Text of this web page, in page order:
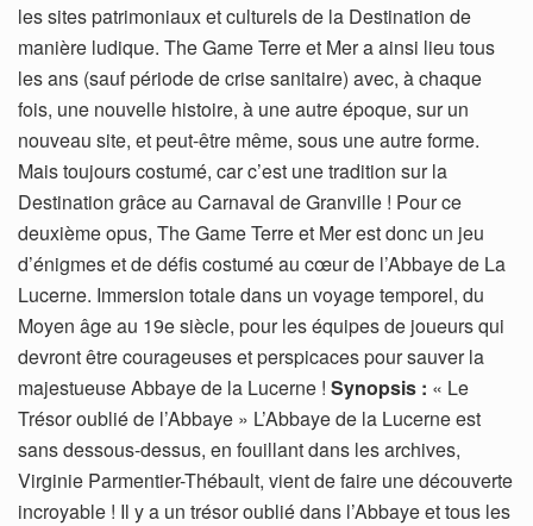
les sites patrimoniaux et culturels de la Destination de
manière ludique. The Game Terre et Mer a ainsi lieu tous
les ans (sauf période de crise sanitaire) avec, à chaque
fois, une nouvelle histoire, à une autre époque, sur un
nouveau site, et peut-être même, sous une autre forme.
Mais toujours costumé, car c’est une tradition sur la
Destination grâce au Carnaval de Granville ! Pour ce
deuxième opus, The Game Terre et Mer est donc un jeu
d’énigmes et de défis costumé au cœur de l’Abbaye de La
Lucerne. Immersion totale dans un voyage temporel, du
Moyen âge au 19e siècle, pour les équipes de joueurs qui
devront être courageuses et perspicaces pour sauver la
majestueuse Abbaye de la Lucerne ! Synopsis : « Le
Trésor oublié de l’Abbaye » L’Abbaye de la Lucerne est
sans dessous-dessus, en fouillant dans les archives,
Virginie Parmentier-Thébault, vient de faire une découverte
incroyable ! Il y a un trésor oublié dans l’Abbaye et tous les